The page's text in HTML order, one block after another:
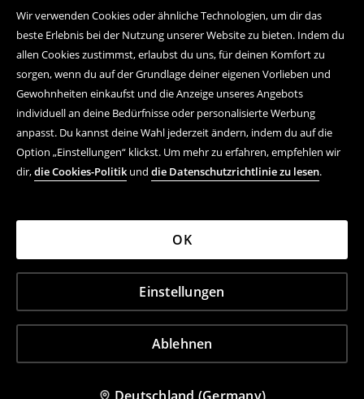
Wir verwenden Cookies oder ähnliche Technologien, um dir das
beste Erlebnis bei der Nutzung unserer Website zu bieten. Indem du
allen Cookies zustimmst, erlaubst du uns, für deinen Komfort zu
sorgen, wenn du auf der Grundlage deiner eigenen Vorlieben und
Gewohnheiten einkaufst und die Anzeige unseres Angebots
individuell an deine Bedürfnisse oder personalisierte Werbung
anpasst. Du kannst deine Wahl jederzeit ändern, indem du auf die
Option „Einstellungen“ klickst. Um mehr zu erfahren, empfehlen wir
dir,die Cookies-Politik und die Datenschutzrichtlinie zu lesen.
Ablehnen
Einstellungen
OK